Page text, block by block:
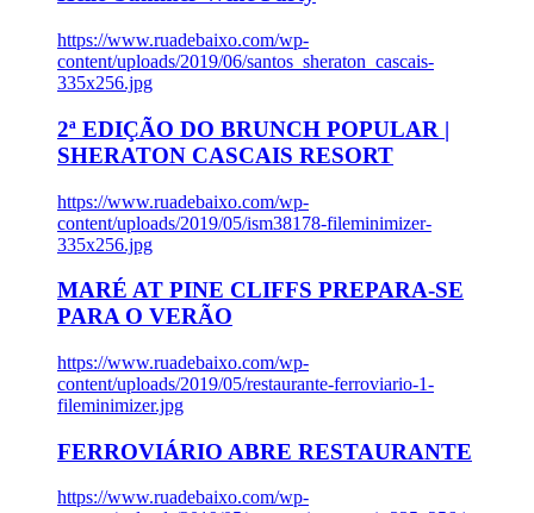
https://www.ruadebaixo.com/wp-
content/uploads/2019/06/santos_sheraton_cascais-
335x256.jpg
2ª EDIÇÃO DO BRUNCH POPULAR |
SHERATON CASCAIS RESORT
https://www.ruadebaixo.com/wp-
content/uploads/2019/05/ism38178-fileminimizer-
335x256.jpg
MARÉ AT PINE CLIFFS PREPARA-SE
PARA O VERÃO
https://www.ruadebaixo.com/wp-
content/uploads/2019/05/restaurante-ferroviario-1-
fileminimizer.jpg
FERROVIÁRIO ABRE RESTAURANTE
https://www.ruadebaixo.com/wp-